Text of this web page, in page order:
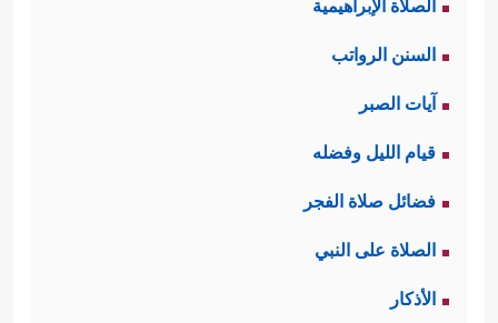
الصلاة الإبراهيمية
السنن الرواتب
آيات الصبر
قيام الليل وفضله
فضائل صلاة الفجر
الصلاة على النبي
الأذكار